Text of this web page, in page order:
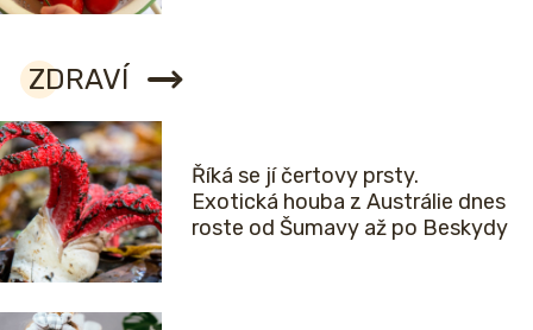
ZDRAVÍ
Říká se jí čertovy prsty.
Exotická houba z Austrálie dnes
roste od Šumavy až po Beskydy